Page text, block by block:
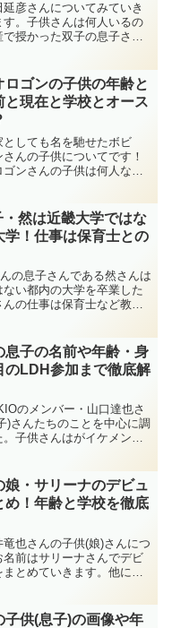
彦さんについてみていき
す。子供さんは何人いるの
授かった双子の息子さん
ロゴンの子供の年齢と
と現在と学校とオース
としても名を馳せたボビ
んの子供についてです！
ンさんの子供は何人なの
然は近畿大学ではな
学！仕事は保育士との
の息子さんである然さんは
い都内の大学を卒業した
の仕事は保育士など教育
息子の名前や年齢・身
のLDH参加まで徹底解
のメンバー・山口達也さ
)さんたちのことを中心に調
子供さんはがイケメンな
ついでにインスタも調べて
娘・サリーナのデビュ
め！年齢と学校を徹底
也さんの子供(娘)さんにつ
名前はサリーナさんでデビ
とめていきます。他にも
子供(息子)の画像や年